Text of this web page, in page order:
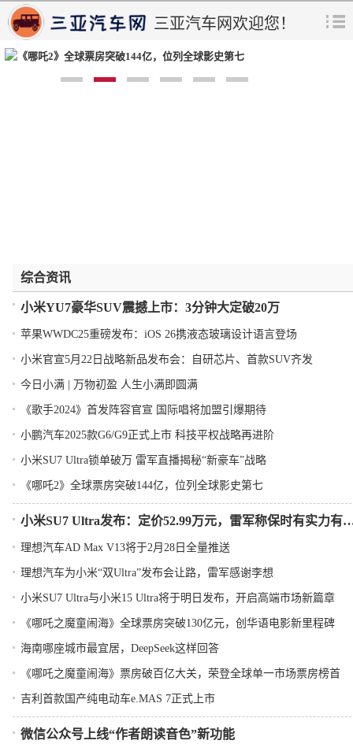
三亚汽车网欢迎您！
综合资讯
小米YU7豪华SUV震撼上市：3分钟大定破20万
苹果WWDC25重磅发布：iOS 26携液态玻璃设计语言登场
小米官宣5月22日战略新品发布会：自研芯片、首款SUV齐发
今日小满 | 万物初盈 人生小满即圆满
《歌手2024》首发阵容官宣 国际唱将加盟引爆期待
小鹏汽车2025款G6/G9正式上市 科技平权战略再进阶
小米SU7 Ultra锁单破万 雷军直播揭秘“新豪车”战略
《哪吒2》全球票房突破144亿，位列全球影史第七
小米SU7 Ultra发布：定价52.99万元，
理想汽车AD Max V13将于2月28日全量推送
理想汽车为小米“双Ultra”发布会让路，雷军感谢李想
小米SU7 Ultra与小米15 Ultra将于明日发布，开启高端市场新篇章
《哪吒之魔童闹海》全球票房突破130亿元，创华语电影新里程碑
海南哪座城市最宜居，DeepSeek这样回答
《哪吒之魔童闹海》票房破百亿大关，荣登全球单一市场票房榜首
吉利首款国产纯电动车e.MAS 7正式上市
微信公众号上线“作者朗读音色”新功能